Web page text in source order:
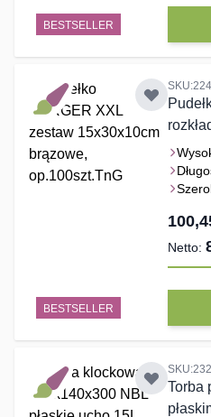
BESTSELLER
BESTSELLER
Torba